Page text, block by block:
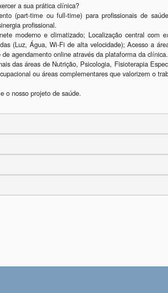
a sua prática clínica?
profissional.
moderno e climatizado; Localização central com
(Luz, Água, Wi-Fi de alta velocidade); Acesso a
agendamento online através da plataforma da clínica.
das áreas de Nutrição, Psicologia, Fisioterapia
ou áreas complementares que valorizem o